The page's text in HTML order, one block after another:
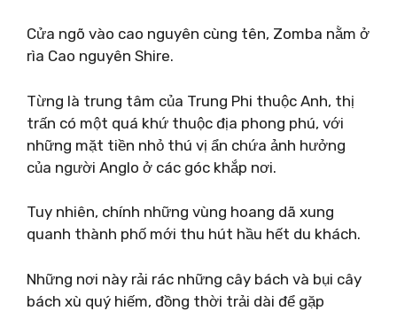
Cửa ngõ vào cao nguyên cùng tên, Zomba nằm ở
rìa Cao nguyên Shire.
Từng là trung tâm của Trung Phi thuộc Anh, thị
trấn có một quá khứ thuộc địa phong phú, với
những mặt tiền nhỏ thú vị ẩn chứa ảnh hưởng
của người Anglo ở các góc khắp nơi.
Tuy nhiên, chính những vùng hoang dã xung
quanh thành phố mới thu hút hầu hết du khách.
Những nơi này rải rác những cây bách và bụi cây
bách xù quý hiếm, đồng thời trải dài để gặp